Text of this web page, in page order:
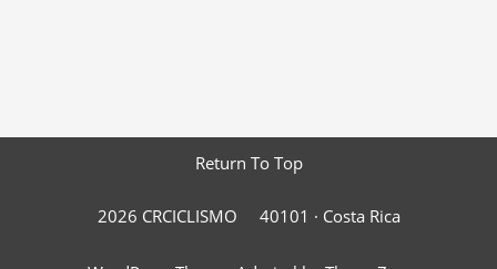
Return To Top
2026 CRCICLISMO 40101 · Costa Rica